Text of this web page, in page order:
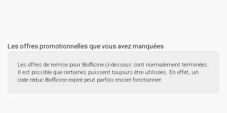
Les offres promotionnelles que vous avez manquées
Les offres de remise pour Biofficine ci-dessous sont normalement terminées.
Il est possible que certaines puissent toujours être utilisées. En effet, un
code réduc Biofficine expiré peut parfois encore fonctionner.